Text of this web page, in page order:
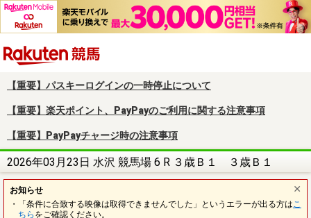
【重要】パスキーログインの一時停止について
【重要】楽天ポイント、PayPayのご利用に関する注意事項
【重要】PayPayチャージ時の注意事項
2026年03月23日 水沢 競馬場 6 R ３歳Ｂ１ ３歳Ｂ１
お知らせ
・「条件に合致する映像は取得できませんでした」というエラーが出る方は こ
ちら をご確認ください。